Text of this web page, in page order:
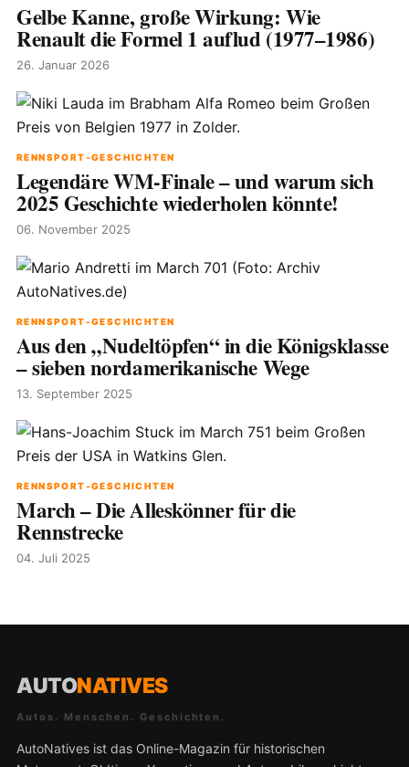
Gelbe Kanne, große Wirkung: Wie
Renault die Formel 1 auflud (1977–1986)
26. Januar 2026
RENNSPORT-GESCHICHTEN
Legendäre WM-Finale – und warum sich
2025 Geschichte wiederholen könnte!
06. November 2025
RENNSPORT-GESCHICHTEN
Aus den „Nudeltöpfen“ in die Königsklasse
– sieben nordamerikanische Wege
13. September 2025
RENNSPORT-GESCHICHTEN
March – Die Alleskönner für die
Rennstrecke
04. Juli 2025
AUTONATIVES
Autos. Menschen. Geschichten.
AutoNatives ist das Online-Magazin für historischen